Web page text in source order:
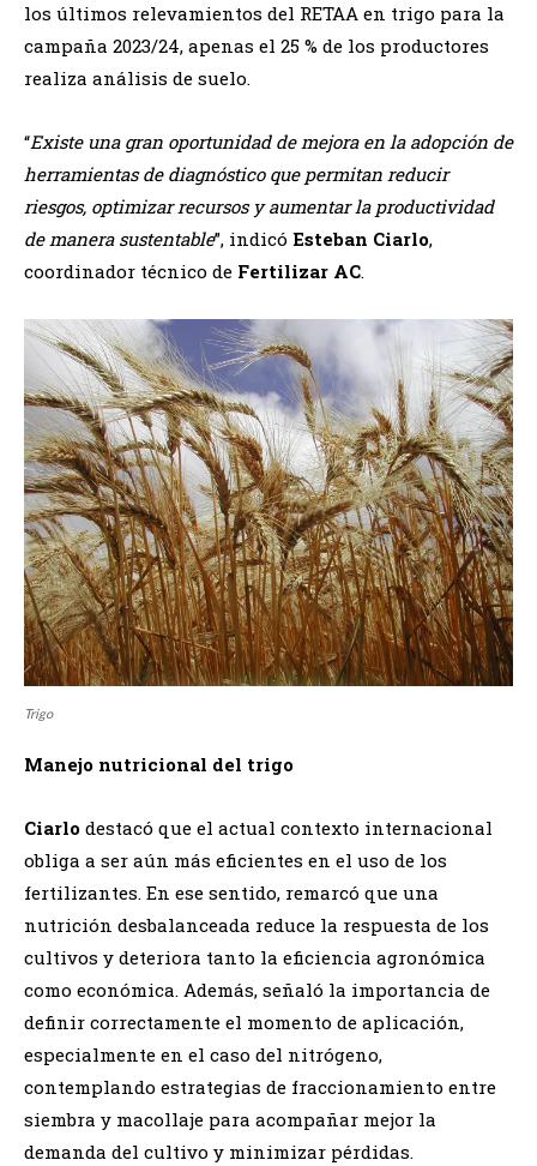
los últimos relevamientos del RETAA en trigo para la
campaña 2023/24, apenas el 25 % de los productores
realiza análisis de suelo.
“Existe una gran oportunidad de mejora en la adopción de
herramientas de diagnóstico que permitan reducir
riesgos, optimizar recursos y aumentar la productividad
de manera sustentable”, indicó Esteban Ciarlo,
coordinador técnico de Fertilizar AC.
Trigo
Manejo nutricional del trigo
Ciarlo destacó que el actual contexto internacional
obliga a ser aún más eficientes en el uso de los
fertilizantes. En ese sentido, remarcó que una
nutrición desbalanceada reduce la respuesta de los
cultivos y deteriora tanto la eficiencia agronómica
como económica. Además, señaló la importancia de
definir correctamente el momento de aplicación,
especialmente en el caso del nitrógeno,
contemplando estrategias de fraccionamiento entre
siembra y macollaje para acompañar mejor la
demanda del cultivo y minimizar pérdidas.